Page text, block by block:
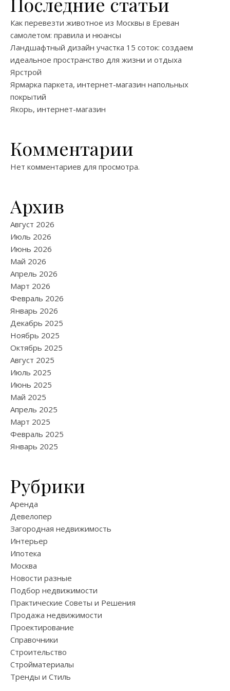
Как перевезти животное из Москвы в Ереван
самолетом: правила и нюансы
Ландшафтный дизайн участка 15 соток: создаем
идеальное пространство для жизни и отдыха
Ярстрой
Ярмарка паркета, интернет-магазин напольных
покрытий
Якорь, интернет-магазин
Комментарии
Нет комментариев для просмотра.
Архив
Август 2026
Июль 2026
Июнь 2026
Май 2026
Апрель 2026
Март 2026
Февраль 2026
Январь 2026
Декабрь 2025
Ноябрь 2025
Октябрь 2025
Август 2025
Июль 2025
Июнь 2025
Май 2025
Апрель 2025
Март 2025
Февраль 2025
Январь 2025
Рубрики
Аренда
Девелопер
Загородная недвижимость
Интерьер
Ипотека
Москва
Новости разные
Подбор недвижимости
Практические Советы и Решения
Продажа недвижимости
Проектирование
Справочники
Строительство
Стройматериалы
Тренды и Стиль